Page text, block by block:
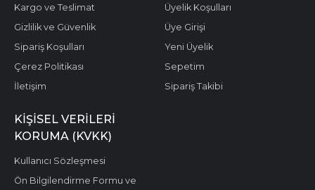
Kargo ve Teslimat
Gizlilik ve Güvenlik
Sipariş Koşulları
Çerez Politikası
İletişim
Üyelik Koşulları
Üye Girişi
Yeni Üyelik
Sepetim
Sipariş Takibi
KIŞISEL VERILERI
KORUMA (KVKK)
Kullanıcı Sözleşmesi
Ön Bilgilendirme Formu ve